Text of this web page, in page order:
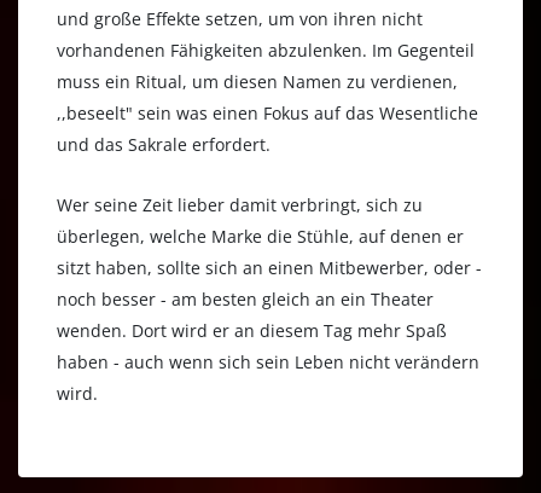
und große Effekte setzen, um von ihren nicht
vorhandenen Fähigkeiten abzulenken. Im Gegenteil
muss ein Ritual, um diesen Namen zu verdienen,
,,beseelt" sein was einen Fokus auf das Wesentliche
und das Sakrale erfordert.
Wer seine Zeit lieber damit verbringt, sich zu
überlegen, welche Marke die Stühle, auf denen er
sitzt haben, sollte sich an einen Mitbewerber, oder -
noch besser - am besten gleich an ein Theater
wenden. Dort wird er an diesem Tag mehr Spaß
haben - auch wenn sich sein Leben nicht verändern
wird.